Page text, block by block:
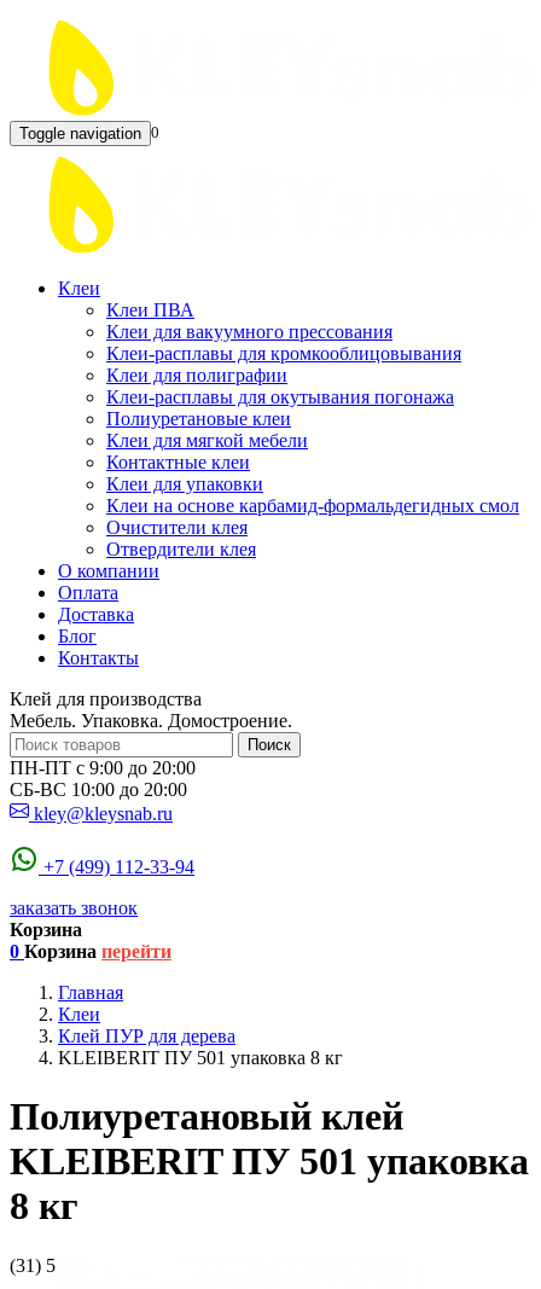
Toggle navigation 0
Клеи
Клеи ПВА
Клеи для вакуумного прессования
Клеи-расплавы для кромкооблицовывания
Клеи для полиграфии
Клеи-расплавы для окутывания погонажа
Полиуретановые клеи
Клеи для мягкой мебели
Контактные клеи
Клеи для упаковки
Клеи на основе карбамид-формальдегидных смол
Очистители клея
Отвердители клея
О компании
Оплата
Доставка
Блог
Контакты
Клей для производства
Мебель. Упаковка. Домостроение.
Поиск
ПН-ПТ с 9:00 до 20:00
СБ-ВС 10:00 до 20:00
kley@kleysnab.ru
+7 (499) 112-33-94
заказать звонок
Корзина
0 Корзина перейти
Главная
Клеи
Клей ПУР для дерева
KLEIBERIT ПУ 501 упаковка 8 кг
Полиуретановый клей
KLEIBERIT ПУ 501 упаковка
8 кг
(31) 5